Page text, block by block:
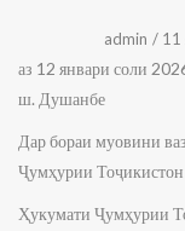
admin / 11
аз 12 январи соли
ш. Душанбе
Дар бораи муовини
Ҷумҳурии
Ҳукумати Ҷумҳурии